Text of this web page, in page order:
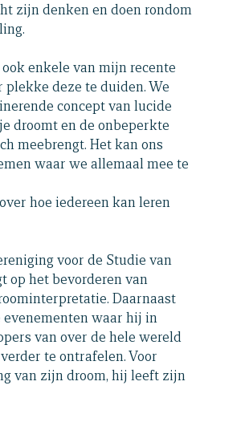
zijn denken en doen rondom
enkele van mijn recente
deze te duiden. We
concept van lucide
droomt en de onbeperkte
meebrengt. Het kan ons
waar we allemaal mee te
hoe iedereen kan leren
voor de Studie van
op het bevorderen van
Daarnaast
waar hij in
van over de hele wereld
te ontrafelen. Voor
van zijn droom, hij leeft zijn